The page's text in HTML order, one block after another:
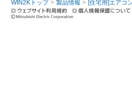
WIN2Kトップ 製品情報 [住宅用]エアコ